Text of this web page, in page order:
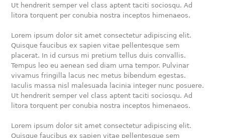
Ut hendrerit semper vel class aptent taciti sociosqu. Ad
litora torquent per conubia nostra inceptos himenaeos.
Lorem ipsum dolor sit amet consectetur adipiscing elit.
Quisque faucibus ex sapien vitae pellentesque sem
placerat. In id cursus mi pretium tellus duis convallis.
Tempus leo eu aenean sed diam urna tempor. Pulvinar
vivamus fringilla lacus nec metus bibendum egestas.
Iaculis massa nisl malesuada lacinia integer nunc posuere.
Ut hendrerit semper vel class aptent taciti sociosqu. Ad
litora torquent per conubia nostra inceptos himenaeos.
Lorem ipsum dolor sit amet consectetur adipiscing elit.
Quisque faucibus ex sapien vitae pellentesque sem